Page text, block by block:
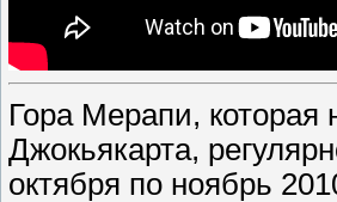
Гора Мерапи, которая
Джокьякарта,
октября по ноябрь